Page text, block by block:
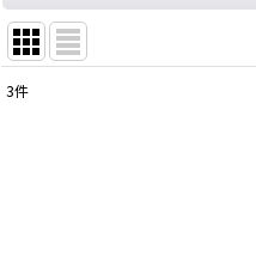
3件